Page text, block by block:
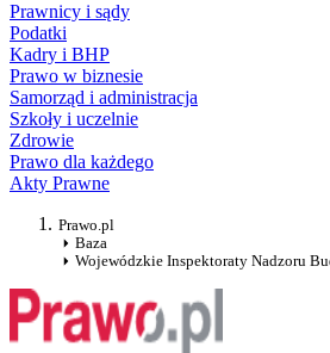
Prawnicy i sądy
Podatki
Kadry i BHP
Prawo w biznesie
Samorząd i administracja
Szkoły i uczelnie
Zdrowie
Prawo dla każdego
Akty Prawne
Prawo.pl
Baza
Wojewódzkie Inspektoraty Nadzoru